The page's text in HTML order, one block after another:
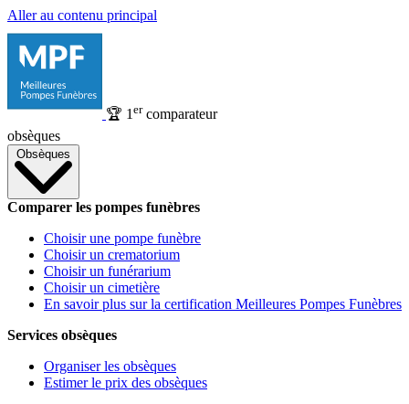
Aller au contenu principal
🏆 1 ercomparateur
obsèques
Obsèques
Comparer les pompes funèbres
Choisir une pompe funèbre
Choisir un crematorium
Choisir un funérarium
Choisir un cimetière
En savoir plus sur la certification Meilleures Pompes Funèbres
Services obsèques
Organiser les obsèques
Estimer le prix des obsèques